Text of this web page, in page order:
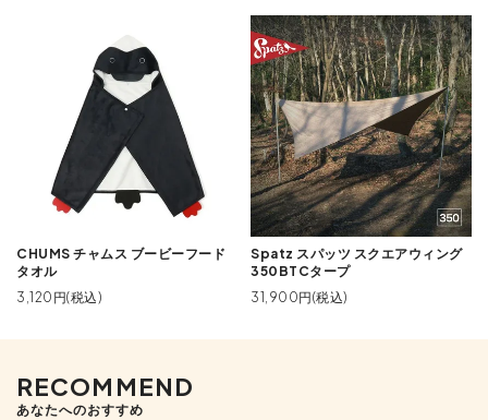
CHUMS チャムス ブービーフード
タオル
3,120円(税込)
Spatz スパッツ スクエアウィング
350BTCタープ
31,900円(税込)
RECOMMEND
あなたへのおすすめ